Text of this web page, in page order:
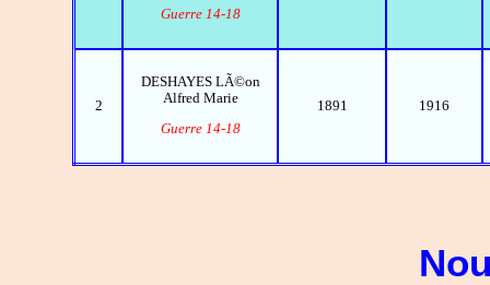
Guerre 14-18
2
DESHAYES LÃ©on
Alfred Marie
Guerre 14-18
1891 1916